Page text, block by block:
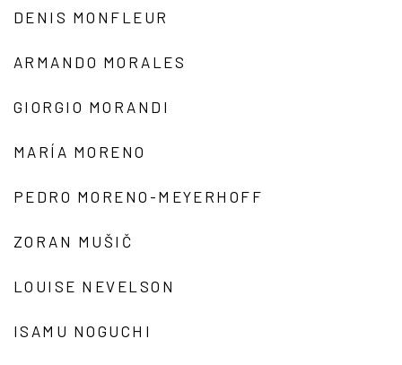
DENIS MONFLEUR
ARMANDO MORALES
GIORGIO MORANDI
MARÍA MORENO
PEDRO MORENO-MEYERHOFF
ZORAN MUŠIČ
LOUISE NEVELSON
ISAMU NOGUCHI